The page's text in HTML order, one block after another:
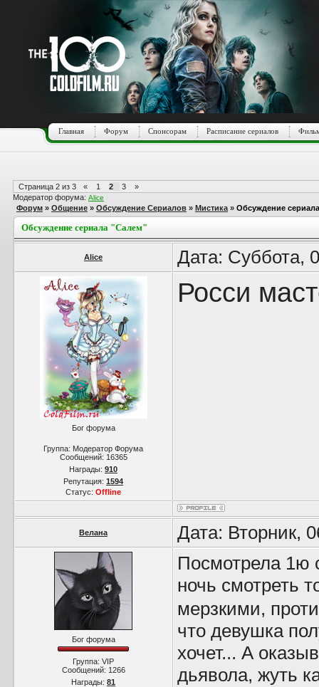
Главная Форум Спонсорам Расписание сериалов
Страница 2 из 3 « 1 2 3
»
Модератор форума: Alice
Форум » Общение » Обсуждение Сериалов » Мистика » Обсуждение
Обсуждение сериала "Салем"
Alice Дата: Суббота,
Бог форума
Группа: Модератор Форума
Сообщений: 16365
Награды: 910
Репутация: 1594
Статус: Offline
Росси
Велана Дата: Вторник,
Бог форума
Группа: VIP
Сообщений: 1266
Награды: 81
Посмотрела 1ю
ночь смотреть
мерзкими,
что девушка
хочет... А
дьявола, жуть